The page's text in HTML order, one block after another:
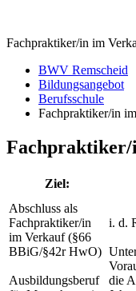
Fachpraktiker/in im
BWV Remscheid
Bildungsangebot
Berufsschule
Fachpraktiker/in
Ziel:
Abschluss als
Fachpraktiker/in
im Verkauf (§66
BBiG/§42r HwO)
Ausbildungsberuf
i. d.
die